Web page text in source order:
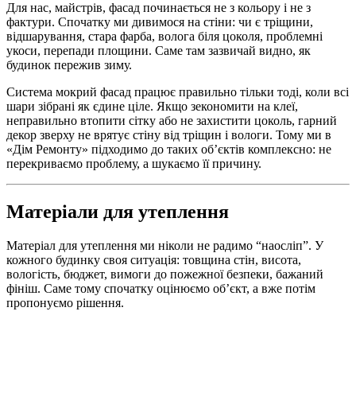
Для нас, майстрів, фасад починається не з кольору і не з
фактури. Спочатку ми дивимося на стіни: чи є тріщини,
відшарування, стара фарба, волога біля цоколя, проблемні
укоси, перепади площини. Саме там зазвичай видно, як
будинок пережив зиму.
Система мокрий фасад працює правильно тільки тоді, коли всі
шари зібрані як єдине ціле. Якщо зекономити на клеї,
неправильно втопити сітку або не захистити цоколь, гарний
декор зверху не врятує стіну від тріщин і вологи. Тому ми в
«Дім Ремонту» підходимо до таких об’єктів комплексно: не
перекриваємо проблему, а шукаємо її причину.
Матеріали для утеплення
Матеріал для утеплення ми ніколи не радимо “наосліп”. У
кожного будинку своя ситуація: товщина стін, висота,
вологість, бюджет, вимоги до пожежної безпеки, бажаний
фініш. Саме тому спочатку оцінюємо об’єкт, а вже потім
пропонуємо рішення.